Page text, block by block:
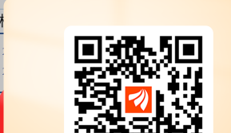
买卖统计
2019年03月13日 星期三 2017年08月31日 星期四
2015年05月22日 星期五 2015年05月21日 星期四